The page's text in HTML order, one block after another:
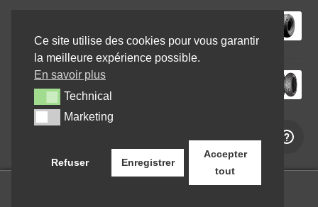
32,80€
Mitas 190/55 ZR 17 (75W) TOURING FORCE SP TL
(arrière)
131,95€
Ce site utilise des cookies pour vous garantir
la meilleure expérience possible.
En savoir plus
TechnicalTechnical
MarketingMarketing
Refuser Enregistrer
Accepter
tout